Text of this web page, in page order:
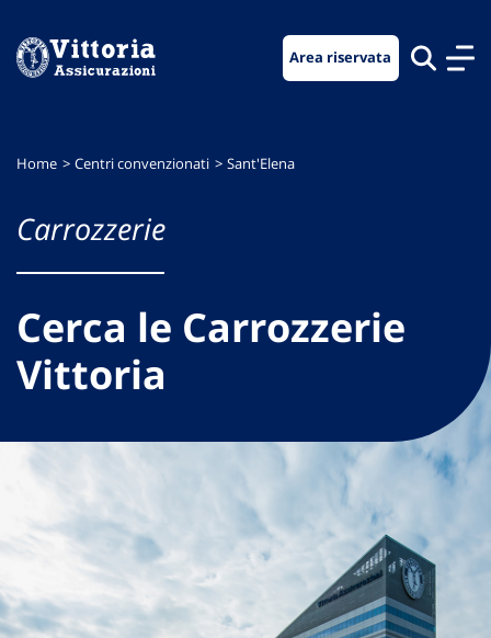
menu
contenuto
footer
Area riservata
Home Centri convenzionati Sant'Elena
Carrozzerie
Cerca le Carrozzerie
Vittoria